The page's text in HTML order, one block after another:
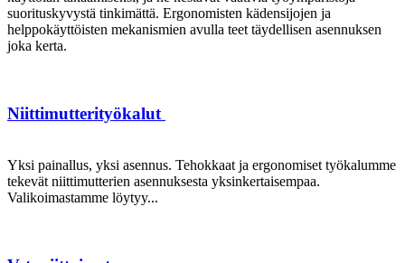
suorituskyvystä tinkimättä. Ergonomisten kädensijojen ja
helppokäyttöisten mekanismien avulla teet täydellisen asennuksen
joka kerta.
Niittimutterityökalut
Yksi painallus, yksi asennus. Tehokkaat ja ergonomiset työkalumme
tekevät niittimutterien asennuksesta yksinkertaisempaa.
Valikoimastamme löytyy...